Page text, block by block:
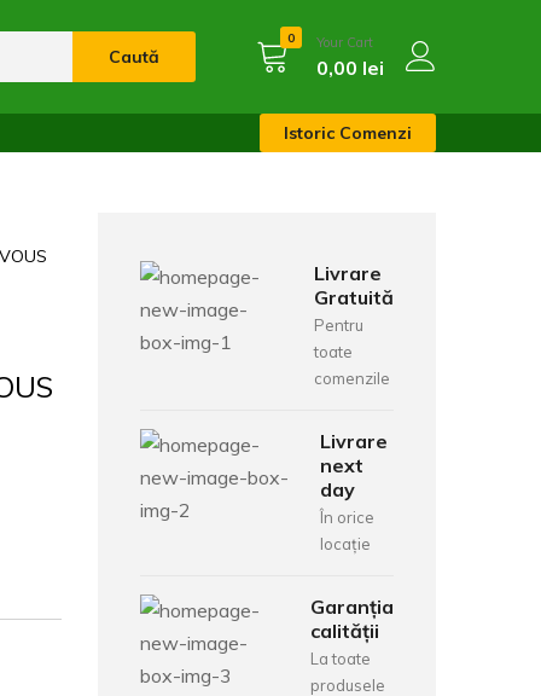
Caută
0 Your Cart
0,00 lei
Istoric Comenzi
Livrare
Gratuită
Pentru
toate
comenzile
Livrare
next
day
În orice
locație
Garanția
calității
La toate
produsele